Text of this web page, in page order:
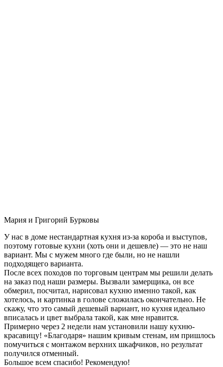
Мария и Григорий Бурковы
У нас в доме нестандартная кухня из-за короба и выступов,
поэтому готовые кухни (хоть они и дешевле) — это не наш
вариант. Мы с мужем много где были, но не нашли
подходящего варианта.
После всех походов по торговым центрам мы решили делать
на заказ под наши размеры. Вызвали замерщика, он все
обмерил, посчитал, нарисовал кухню именно такой, как
хотелось, и картинка в голове сложилась окончательно. Не
скажу, что это самый дешевый вариант, но кухня идеально
вписалась и цвет выбрала такой, как мне нравится.
Примерно через 2 недели нам установили нашу кухню-
красавицу! «Благодаря» нашим кривым стенам, им пришлось
помучиться с монтажом верхних шкафчиков, но результат
получился отменный.
Большое всем спасибо! Рекомендую!